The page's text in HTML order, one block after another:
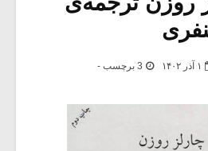
۱ آذر ۱۴۰۲ 3 برچسب -